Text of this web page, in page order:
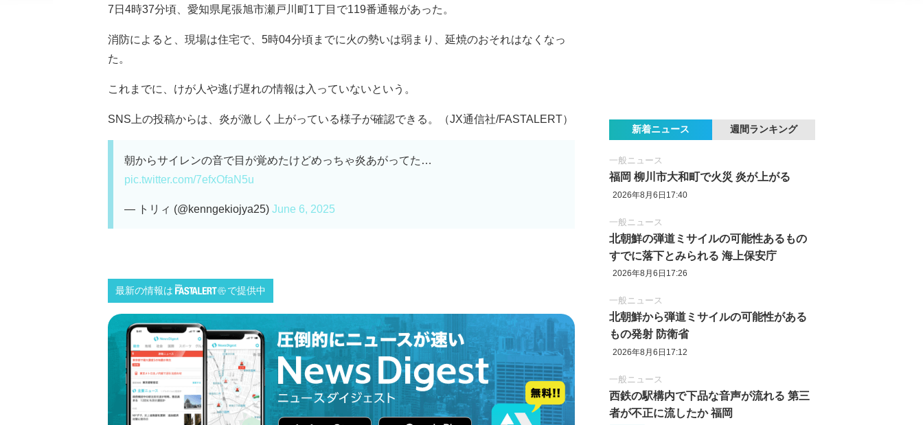
7日4時37分頃、愛知県尾張旭市瀬戸川町1丁目で119番通報があった。
消防によると、現場は住宅で、5時04分頃までに火の勢いは弱まり、延焼のおそれはなくなっ
た。
これまでに、けが人や逃げ遅れの情報は入っていないという。
SNS上の投稿からは、炎が激しく上がっている様子が確認できる。（JX通信社/FASTALERT）
朝からサイレンの音で目が覚めたけどめっちゃ炎あがってた…
pic.twitter.com/7efxOfaN5u
— トリィ (@kenngekiojya25) June 6, 2025
最新の情報は で提供中
新着ニュース 週間ランキング
一般ニュース
福岡 柳川市大和町で火災 炎が上がる
2026年8月6日17:40
一般ニュース
北朝鮮の弾道ミサイルの可能性あるもの
すでに落下とみられる 海上保安庁
2026年8月6日17:26
一般ニュース
北朝鮮から弾道ミサイルの可能性がある
もの発射 防衛省
2026年8月6日17:12
一般ニュース
西鉄の駅構内で下品な音声が流れる 第三
者が不正に流したか 福岡